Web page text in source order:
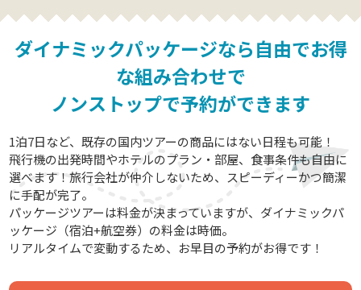
ダイナミックパッケージなら自由でお得
な組み合わせで
ノンストップで予約ができます
1泊7日など、既存の国内ツアーの商品にはない日程も可能！
飛行機の出発時間やホテルのプラン・部屋、食事条件も自由に
選べます！旅行会社が仲介しないため、スピーディーかつ簡潔
に手配が完了。
パッケージツアーは料金が決まっていますが、ダイナミックパ
ッケージ（宿泊+航空券）の料金は時価。
リアルタイムで変動するため、お早目の予約がお得です！